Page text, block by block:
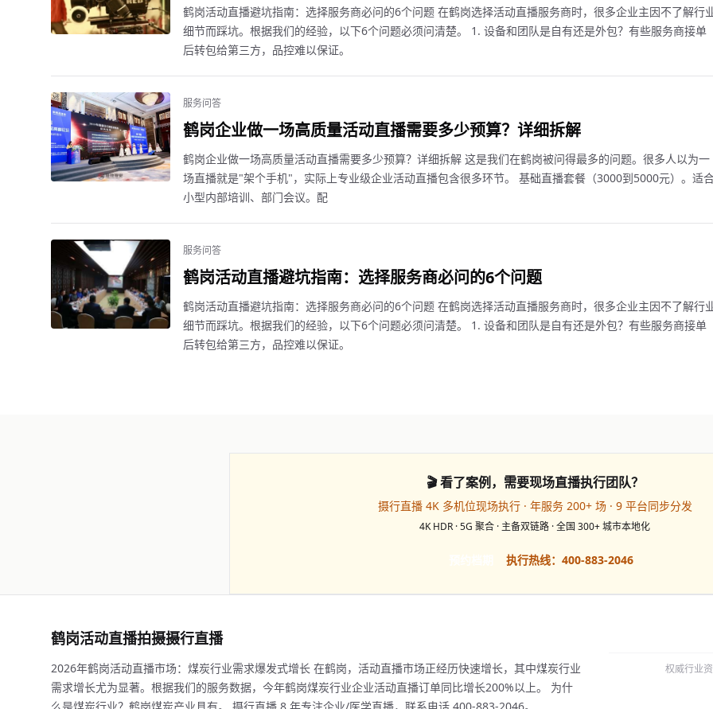
鹤岗活动直播避坑指南：选择服务商必问的6个问题 在鹤岗选择活动直播服务商时，很多企业主因不了解行
细节而踩坑。根据我们的经验，以下6个问题必须问清楚。 1. 设备和团队是自有还是外包？有些服务商接单
后转包给第三方，品控难以保证。
服务问答
鹤岗企业做一场高质量活动直播需要多少预算？详细拆解
鹤岗企业做一场高质量活动直播需要多少预算？详细拆解 这是我们在鹤岗被问得最多的问题。很多人以为一
场直播就是"架个手机"，实际上专业级企业活动直播包含很多环节。 基础直播套餐（3000到5000元）。适
小型内部培训、部门会议。配
服务问答
鹤岗活动直播避坑指南：选择服务商必问的6个问题
鹤岗活动直播避坑指南：选择服务商必问的6个问题 在鹤岗选择活动直播服务商时，很多企业主因不了解行
细节而踩坑。根据我们的经验，以下6个问题必须问清楚。 1. 设备和团队是自有还是外包？有些服务商接单
后转包给第三方，品控难以保证。
🎬 看了案例，需要现场直播执行团队？
摄行直播 4K 多机位现场执行 · 年服务 200+ 场 · 9 平台同步分发
4K HDR · 5G 聚合 · 主备双链路 · 全国 300+ 城市本地化
执行热线：400-883-2046
鹤岗活动直播拍摄摄行直播
2026年鹤岗活动直播市场：煤炭行业需求爆发式增长 在鹤岗，活动直播市场正经历快速增长，其中煤炭行业
需求增长尤为显著。根据我们的服务数据，今年鹤岗煤炭行业企业活动直播订单同比增长200%以上。 为什
权威行业资